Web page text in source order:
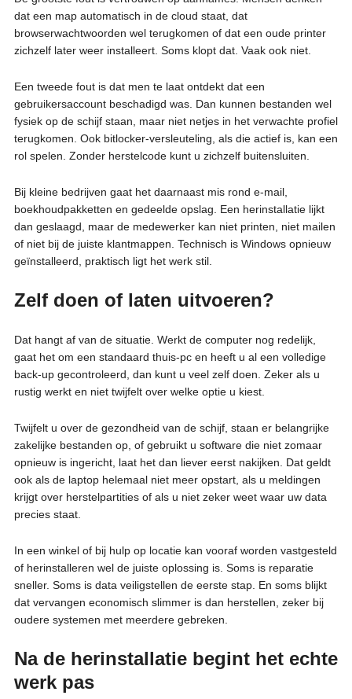
dat een map automatisch in de cloud staat, dat
browserwachtwoorden wel terugkomen of dat een oude printer
zichzelf later weer installeert. Soms klopt dat. Vaak ook niet.
Een tweede fout is dat men te laat ontdekt dat een
gebruikersaccount beschadigd was. Dan kunnen bestanden wel
fysiek op de schijf staan, maar niet netjes in het verwachte profiel
terugkomen. Ook bitlocker-versleuteling, als die actief is, kan een
rol spelen. Zonder herstelcode kunt u zichzelf buitensluiten.
Bij kleine bedrijven gaat het daarnaast mis rond e-mail,
boekhoudpakketten en gedeelde opslag. Een herinstallatie lijkt
dan geslaagd, maar de medewerker kan niet printen, niet mailen
of niet bij de juiste klantmappen. Technisch is Windows opnieuw
geïnstalleerd, praktisch ligt het werk stil.
Zelf doen of laten uitvoeren?
Dat hangt af van de situatie. Werkt de computer nog redelijk,
gaat het om een standaard thuis-pc en heeft u al een volledige
back-up gecontroleerd, dan kunt u veel zelf doen. Zeker als u
rustig werkt en niet twijfelt over welke optie u kiest.
Twijfelt u over de gezondheid van de schijf, staan er belangrijke
zakelijke bestanden op, of gebruikt u software die niet zomaar
opnieuw is ingericht, laat het dan liever eerst nakijken. Dat geldt
ook als de laptop helemaal niet meer opstart, als u meldingen
krijgt over herstelpartities of als u niet zeker weet waar uw data
precies staat.
In een winkel of bij hulp op locatie kan vooraf worden vastgesteld
of herinstalleren wel de juiste oplossing is. Soms is reparatie
sneller. Soms is data veiligstellen de eerste stap. En soms blijkt
dat vervangen economisch slimmer is dan herstellen, zeker bij
oudere systemen met meerdere gebreken.
Na de herinstallatie begint het echte
werk pas